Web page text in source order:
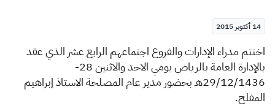
اقتراحات
الإقرار الضريبي
التصرفات العقارية
14 أكتوبر 2015
اختتم مدراء الإدارات والفروع اجتماعهم الرابع عشر الذي عقد
بالإدارة العامة بالرياض يومي الاحد والاثنين 28-
29/12/1436هـ بحضور مدير عام المصلحة الاستاذ إبراهيم
المفلح.